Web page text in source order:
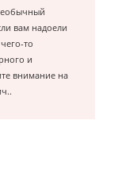
вам надоели
то
и
внимание на